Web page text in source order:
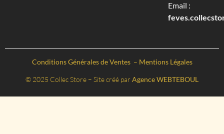
Email :
Conditions Générales de Ventes – Mentions Légales
© 2025 Collec Store – Site créé par Agence WEBTEBOUL